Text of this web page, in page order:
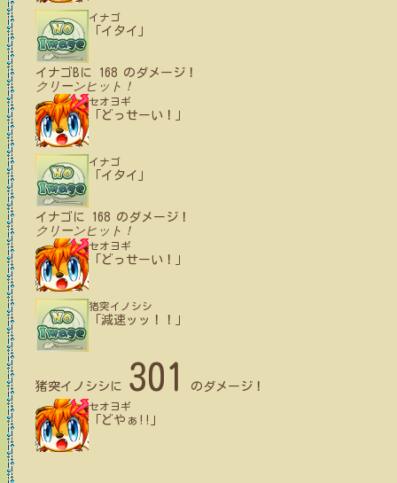
イナゴ
「イタイ」
イナゴB に 168 のダメージ！
クリーンヒット！
セオヨギ
「どっせーい！」
イナゴ
「イタイ」
イナゴ に 168 のダメージ！
クリーンヒット！
セオヨギ
「どっせーい！」
猪突イノシシ
「減速ッッ！！」
猪突イノシシ に 301 のダメージ！
セオヨギ
「どやぁ!!」